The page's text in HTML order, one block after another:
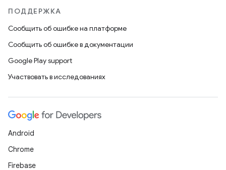
ПОДДЕРЖКА
Сообщить об ошибке на платформе
Сообщить об ошибке в документации
Google Play support
Участвовать в исследованиях
Android
Chrome
Firebase